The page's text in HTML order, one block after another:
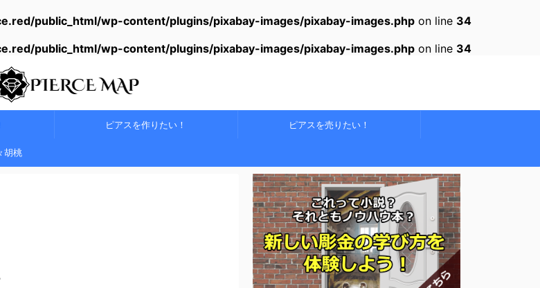
public_html/wp-content/plugins/pixabay-images/pixabay-images.php on line 34
public_html/wp-content/plugins/pixabay-images/pixabay-images.php on line 34
ピアスを作りたい！ ピアスを売りたい！
胡桃